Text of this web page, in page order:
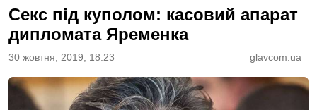
Секс під куполом: касовий апарат
дипломата Яременка
30 жовтня, 2019, 18:23 glavcom.ua